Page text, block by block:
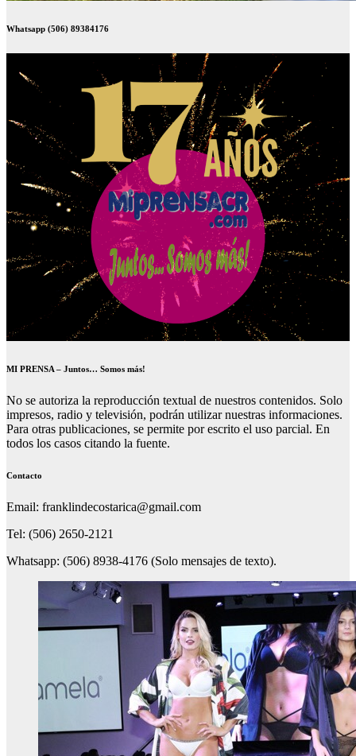
Whatsapp (506) 89384176
MI PRENSA – Juntos… Somos más!
No se autoriza la reproducción textual de nuestros contenidos. Solo
impresos, radio y televisión, podrán utilizar nuestras informaciones.
Para otras publicaciones, se permite por escrito el uso parcial. En
todos los casos citando la fuente.
Contacto
Email: franklindecostarica@gmail.com
Tel: (506) 2650-2121
Whatsapp: (506) 8938-4176 (Solo mensajes de texto).